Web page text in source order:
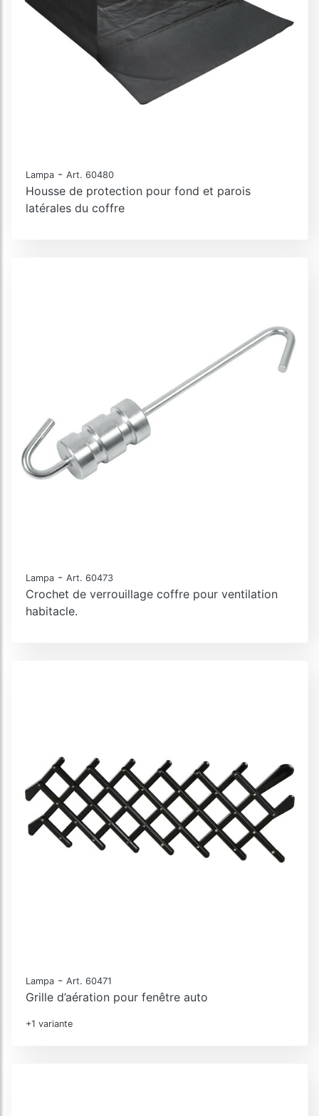
Lampa - Art. 60480
Housse de protection pour fond et parois
latérales du coffre
Lampa - Art. 60473
Crochet de verrouillage coffre pour ventilation
habitacle.
Lampa - Art. 60471
Grille d’aération pour fenêtre auto
+1 variante